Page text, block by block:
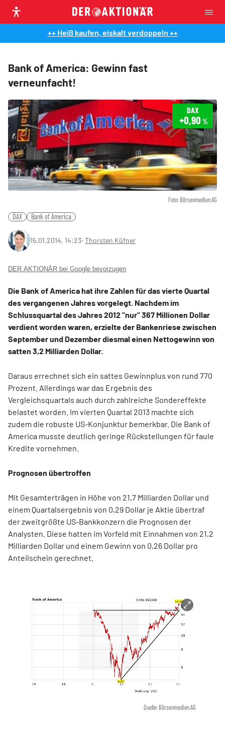
++ Heiß kaufen, eiskalt verdoppeln ++
Bank of America: Gewinn fast
verneunfacht!
Foto: Börsenmedien AG
DAX
+0,90 %
DAX Bank of America
15.01.2014, 14:23‧ Thorsten Küfner
DER AKTIONÄR bei Google bevorzugen
Die Bank of America hat ihre Zahlen für das vierte Quartal
des vergangenen Jahres vorgelegt. Nachdem im
Schlussquartal des Jahres 2012 "nur" 367 Millionen Dollar
verdient worden waren, erzielte der Bankenriese zwischen
September und Dezember diesmal einen Nettogewinn von
satten 3,2 Milliarden Dollar.
Daraus errechnet sich ein sattes Gewinnplus von rund 770
Prozent. Allerdings war das Ergebnis des
Vergleichsquartals auch durch zahlreiche Sondereffekte
belastet worden. Im vierten Quartal 2013 machte sich
zudem die robuste US-Konjunktur bemerkbar. Die Bank of
America musste deutlich geringe Rückstellungen für faule
Kredite vornehmen.
Prognosen übertroffen
Mit Gesamterträgen in Höhe von 21,7 Milliarden Dollar und
einem Quartalsergebnis von 0,29 Dollar je Aktie übertraf
der zweitgrößte US-Bankkonzern die Prognosen der
Analysten. Diese hatten im Vorfeld mit Einnahmen von 21,2
Milliarden Dollar und einem Gewinn von 0,26 Dollar pro
Anteilschein gerechnet.
Quelle: Börsenmedien AG